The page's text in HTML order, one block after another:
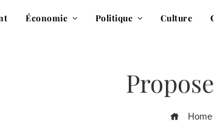
Économie Politique Culture
Home